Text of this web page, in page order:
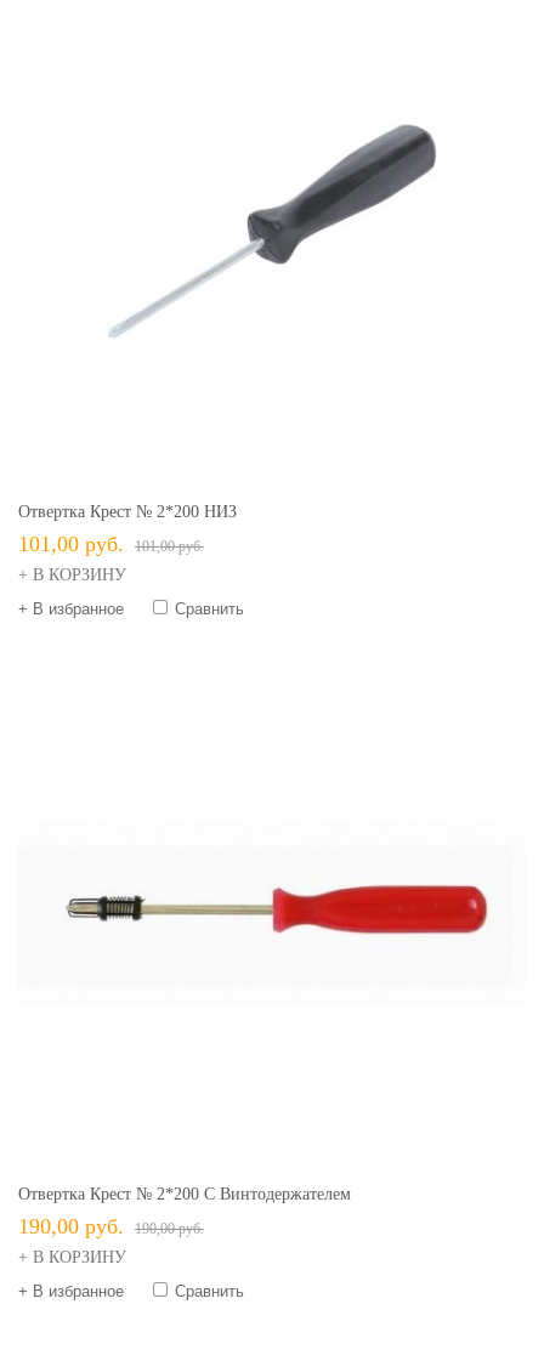
Отвертка Крест № 2*200 НИЗ
101,00 руб. 101,00 руб.
+ В КОРЗИНУ
+ В избранное
Сравнить
Отвертка Крест № 2*200 С Винтодержателем
190,00 руб. 190,00 руб.
+ В КОРЗИНУ
+ В избранное
Сравнить